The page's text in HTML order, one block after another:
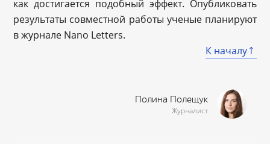
как достигается подобный эффект. Опубликовать
результаты совместной работы ученые планируют
в журнале Nano Letters.
К началу
Полина Полещук
Журналист